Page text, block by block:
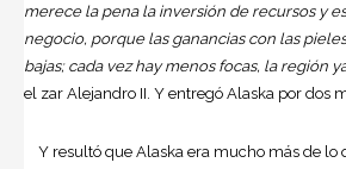
merece la pena la inversión de recursos y
negocio, porque las ganancias con las
bajas; cada vez hay menos focas, la región
el zar Alejandro II. Y entregó Alaska por dos
Y resultó que Alaska era mucho más de lo